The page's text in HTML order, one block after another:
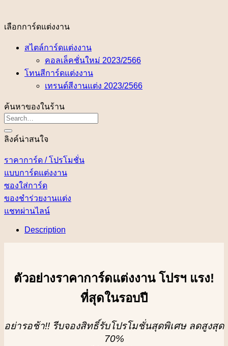
เลือกการ์ดแต่งงาน
สไตล์การ์ดแต่งงาน
คอลเล็คชั่นใหม่ 2023/2566
โทนสีการ์ดแต่งงาน
เทรนด์สีงานแต่ง 2023/2566
ค้นหาของในร้าน
ลิงค์น่าสนใจ
ราคาการ์ด / โปรโมชั่น
แบบการ์ดแต่งงาน
ซองใส่การ์ด
ของชำร่วยงานแต่ง
แชทผ่านไลน์
Description
ตัวอย่างราคาการ์ดแต่งงาน โปรฯ แรง!
ที่สุดในรอบปี
อย่ารอช้า!! รีบจองสิทธิ์รับโปรโมชั่นสุดพิเศษ ลดสูงสุด
70%